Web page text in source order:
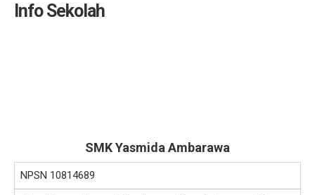
Info Sekolah
SMK Yasmida Ambarawa
NPSN 10814689